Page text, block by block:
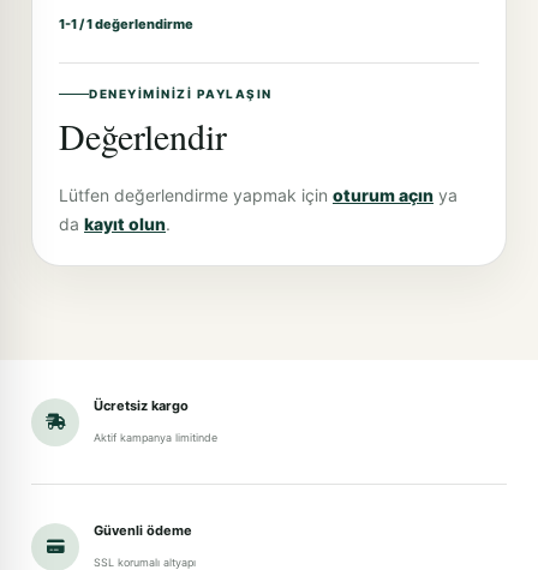
1-1 / 1 değerlendirme
DENEYIMINIZI PAYLAŞIN
Değerlendir
Lütfen değerlendirme yapmak için oturum açın ya
da kayıt olun.
Ücretsiz kargo
Aktif kampanya limitinde
Güvenli ödeme
SSL korumalı altyapı